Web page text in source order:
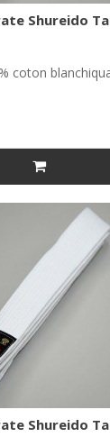
Shureido
coton
Shureido